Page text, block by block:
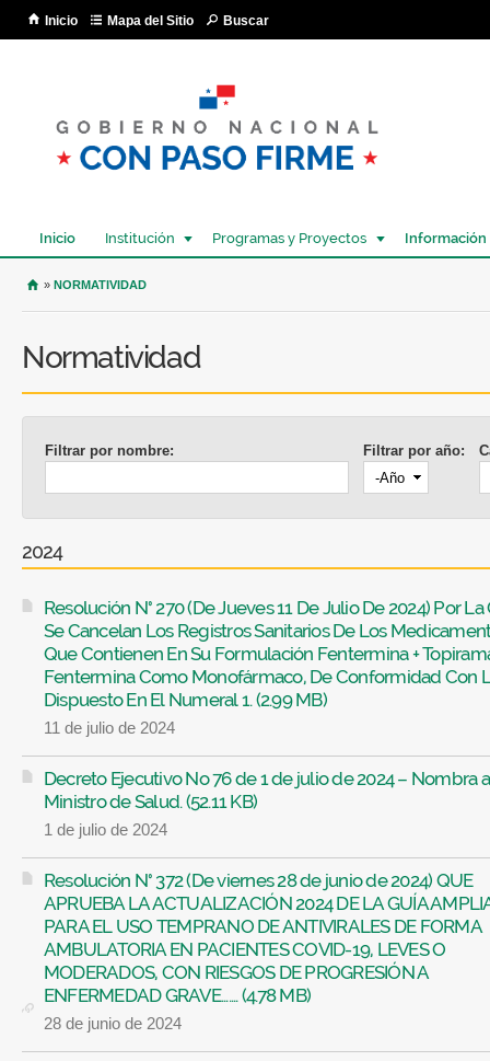
Inicio Mapa del Sitio Buscar
Inicio Institución Programas y Proyectos Información
USTED SE ENCUENTRA AQUÍ
» NORMATIVIDAD
Normatividad
Filtrar por nombre:
Filtrar por año:
Año
2024
Resolución N° 270 (De Jueves 11 De Julio De 2024) Por La
Se Cancelan Los Registros Sanitarios De Los
Que Contienen En Su Formulación Fentermina +
Fentermina Como Monofármaco, De Conformidad Con
Dispuesto En El Numeral 1. (2.99 MB)
11 de julio de 2024
Decreto Ejecutivo No 76 de 1 de julio de 2024 – Nombra
Ministro de Salud. (52.11 KB)
1 de julio de 2024
Resolución N° 372 (De viernes 28 de junio de 2024) QUE
APRUEBA LA ACTUALIZACIÓN 2024 DE LA GUÍA
PARA EL USO TEMPRANO DE ANTIVIRALES DE FORMA
AMBULATORIA EN PACIENTES COVID-19, LEVES O
MODERADOS, CON RIESGOS DE PROGRESIÓN A
ENFERMEDAD GRAVE....... (4.78 MB)
28 de junio de 2024